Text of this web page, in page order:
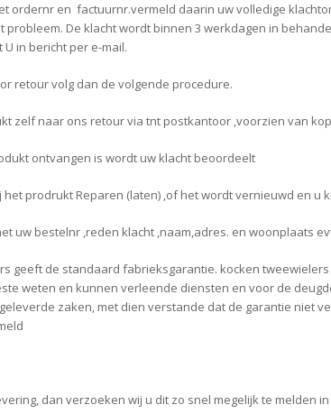
ordernr en factuurnr.vermeld daarin uw volledige
probleem. De klacht wordt binnen 3 werkdagen in
in bericht per e-mail.
retour volg dan de volgende procedure.
zelf naar ons retour via tnt postkantoor ,voorzien van
ontvangen is wordt uw klacht beoordeelt
het prodrukt Reparen (laten) ,of het wordt vernieuwd en
uw bestelnr ,reden klacht ,naam,adres. en woonplaats
geeft de standaard fabrieksgarantie. kocken
weten en kunnen verleende diensten en voor de
zaken, met dien verstande dat de garantie niet
dan verzoeken wij u dit zo snel megelijk te melden